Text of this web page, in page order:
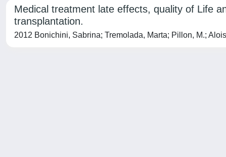
Medical treatment late effects, quality of Life
transplantation.
2012 Bonichini, Sabrina; Tremolada, Marta; Pillon, M.;